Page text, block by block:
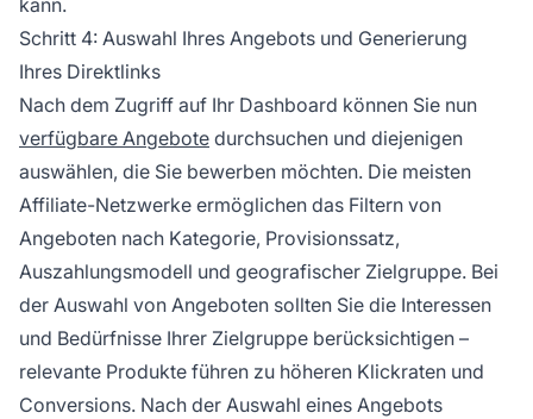
kann.
Schritt 4: Auswahl Ihres Angebots und Generierung
Ihres Direktlinks
Nach dem Zugriff auf Ihr Dashboard können Sie nun
verfügbare Angebote durchsuchen und diejenigen
auswählen, die Sie bewerben möchten. Die meisten
Affiliate-Netzwerke ermöglichen das Filtern von
Angeboten nach Kategorie, Provisionssatz,
Auszahlungsmodell und geografischer Zielgruppe. Bei
der Auswahl von Angeboten sollten Sie die Interessen
und Bedürfnisse Ihrer Zielgruppe berücksichtigen –
relevante Produkte führen zu höheren Klickraten und
Conversions. Nach der Auswahl eines Angebots